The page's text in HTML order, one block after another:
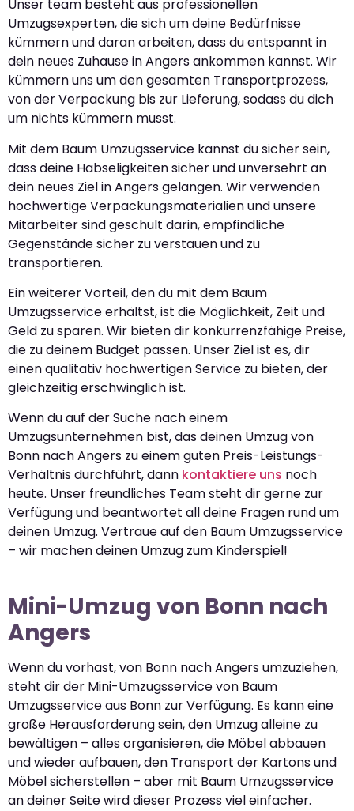
Unser team besteht aus professionellen
Umzugsexperten, die sich um deine Bedürfnisse
kümmern und daran arbeiten, dass du entspannt in
dein neues Zuhause in Angers ankommen kannst. Wir
kümmern uns um den gesamten Transportprozess,
von der Verpackung bis zur Lieferung, sodass du dich
um nichts kümmern musst.
Mit dem Baum Umzugsservice kannst du sicher sein,
dass deine Habseligkeiten sicher und unversehrt an
dein neues Ziel in Angers gelangen. Wir verwenden
hochwertige Verpackungsmaterialien und unsere
Mitarbeiter sind geschult darin, empfindliche
Gegenstände sicher zu verstauen und zu
transportieren.
Ein weiterer Vorteil, den du mit dem Baum
Umzugsservice erhältst, ist die Möglichkeit, Zeit und
Geld zu sparen. Wir bieten dir konkurrenzfähige Preise,
die zu deinem Budget passen. Unser Ziel ist es, dir
einen qualitativ hochwertigen Service zu bieten, der
gleichzeitig erschwinglich ist.
Wenn du auf der Suche nach einem
Umzugsunternehmen bist, das deinen Umzug von
Bonn nach Angers zu einem guten Preis-Leistungs-
Verhältnis durchführt, dann kontaktiere uns noch
heute. Unser freundliches Team steht dir gerne zur
Verfügung und beantwortet all deine Fragen rund um
deinen Umzug. Vertraue auf den Baum Umzugsservice
– wir machen deinen Umzug zum Kinderspiel!
Mini-Umzug von Bonn nach
Angers
Wenn du vorhast, von Bonn nach Angers umzuziehen,
steht dir der Mini-Umzugsservice von Baum
Umzugsservice aus Bonn zur Verfügung. Es kann eine
große Herausforderung sein, den Umzug alleine zu
bewältigen – alles organisieren, die Möbel abbauen
und wieder aufbauen, den Transport der Kartons und
Möbel sicherstellen – aber mit Baum Umzugsservice
an deiner Seite wird dieser Prozess viel einfacher.